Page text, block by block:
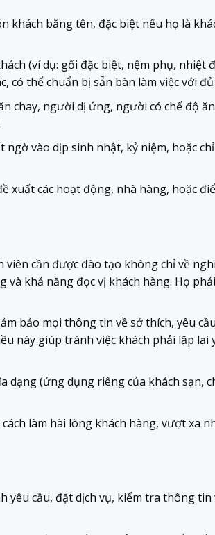
khách bằng tên, đặc biệt nếu họ là
(ví dụ: gối đặc biệt, nệm phụ, nhiệt
có thể chuẩn bị sẵn bàn làm việc với
chay, người dị ứng, người có chế độ
vào dịp sinh nhật, kỷ niệm, hoặc
xuất các hoạt động, nhà hàng, hoặc
cần được đào tạo không chỉ về
khả năng đọc vị khách hàng. Họ
bảo mọi thông tin về sở thích, yêu
này giúp tránh việc khách phải lặp lại
dạng (ứng dụng riêng của khách sạn,
làm hài lòng khách hàng, vượt xa
yêu cầu, đặt dịch vụ, kiểm tra thông